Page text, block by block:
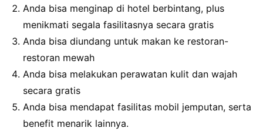
Anda bisa menginap di hotel berbintang, plus
menikmati segala fasilitasnya secara gratis
Anda bisa diundang untuk makan ke restoran-
restoran mewah
Anda bisa melakukan perawatan kulit dan wajah
secara gratis
Anda bisa mendapat fasilitas mobil jemputan, serta
benefit menarik lainnya.